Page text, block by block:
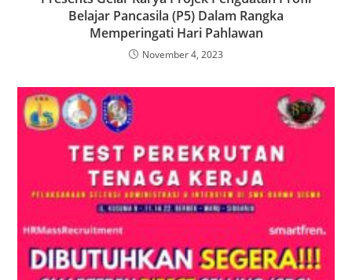
Belajar Pancasila (P5) Dalam Rangka
Memperingati Hari Pahlawan
November 4, 2023